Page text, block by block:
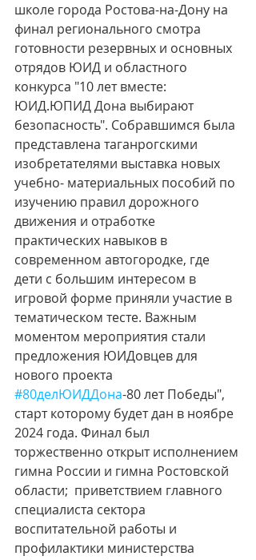
школе города Ростова-на-Дону на
финал регионального смотра
готовности резервных и основных
отрядов ЮИД и областного
конкурса "10 лет вместе:
ЮИД.ЮПИД Дона выбирают
безопасность". Собравшимся была
представлена таганрогскими
изобретателями выставка новых
учебно- материальных пособий по
изучению правил дорожного
движения и отработке
практических навыков в
современном автогородке, где
дети с большим интересом в
игровой форме приняли участие в
тематическом тесте. Важным
моментом мероприятия стали
предложения ЮИДовцев для
нового проекта
#80делЮИДДона-80 лет Победы",
старт которому будет дан в ноябре
2024 года. Финал был
торжественно открыт исполнением
гимна России и гимна Ростовской
области;  приветствием главного
специалиста сектора
воспитательной работы и
профилактики министерства